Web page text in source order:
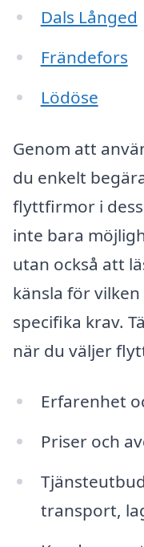
Dals Långed
Frändefors
Lödöse
Genom att
du enkelt
flyttfirmor i
inte bara
utan också att
känsla för
specifika krav.
när du väljer
Erfarenhet
Priser och
transport,